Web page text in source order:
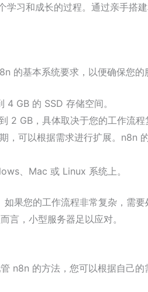
学习和成长的过程。通过亲手搭
的基本系统要求，以便确保您的
4 GB 的 SSD 存储空间。
2 GB，具体取决于您的工作流程
，可以根据需求进行扩展。n8n
、Mac 或 Linux 系统上。
果您的工作流程非常复杂，需
言，小型服务器足以应对。
n8n 的方法，您可以根据自己的